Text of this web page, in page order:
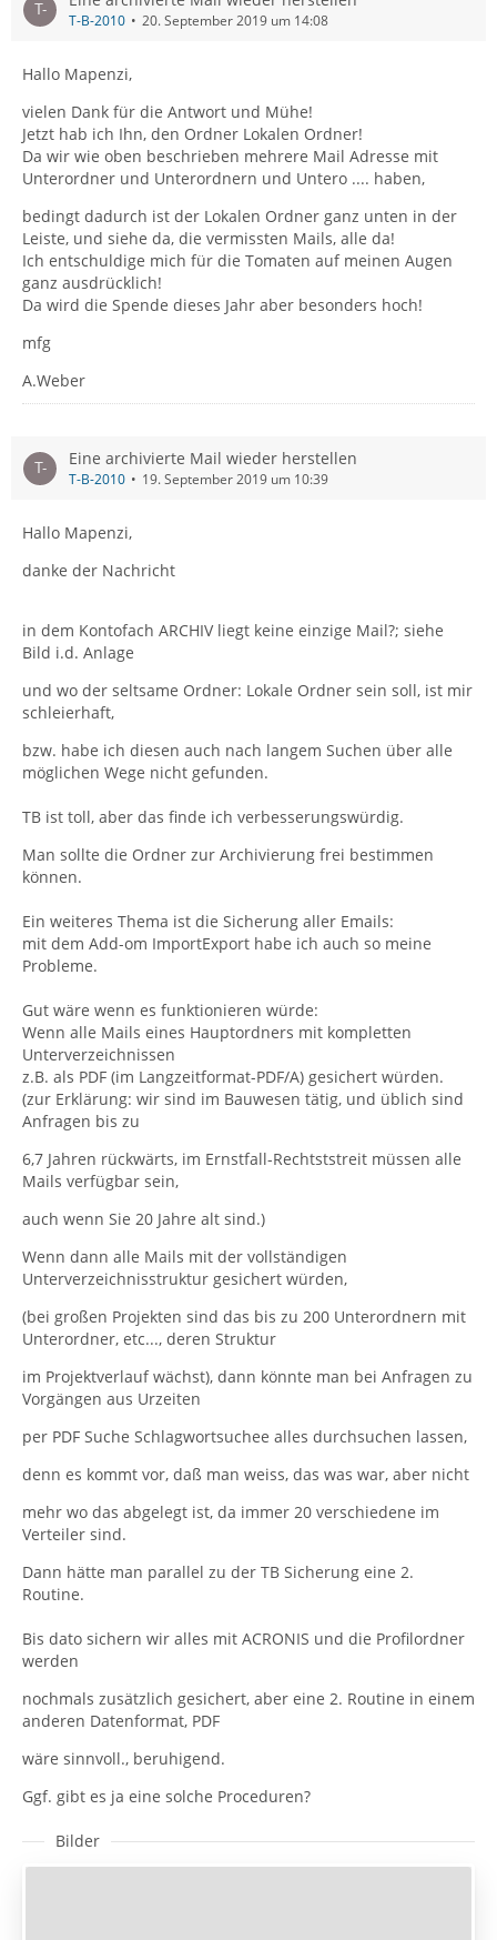
T-B-2010 20. September 2019 um 14:08
Hallo Mapenzi,
vielen Dank für die Antwort und Mühe!
Jetzt hab ich Ihn, den Ordner Lokalen Ordner!
Da wir wie oben beschrieben mehrere Mail Adresse mit
Unterordner und Unterordnern und Untero .... haben,
bedingt dadurch ist der Lokalen Ordner ganz unten in der
Leiste, und siehe da, die vermissten Mails, alle da!
Ich entschuldige mich für die Tomaten auf meinen Augen
ganz ausdrücklich!
Da wird die Spende dieses Jahr aber besonders hoch!
mfg
A.Weber
Eine archivierte Mail wieder herstellen
T-B-2010 19. September 2019 um 10:39
Hallo Mapenzi,
danke der Nachricht
in dem Kontofach ARCHIV liegt keine einzige Mail?; siehe
Bild i.d. Anlage
und wo der seltsame Ordner: Lokale Ordner sein soll, ist mir
schleierhaft,
bzw. habe ich diesen auch nach langem Suchen über alle
möglichen Wege nicht gefunden.
TB ist toll, aber das finde ich verbesserungswürdig.
Man sollte die Ordner zur Archivierung frei bestimmen
können.
Ein weiteres Thema ist die Sicherung aller Emails:
mit dem Add-om ImportExport habe ich auch so meine
Probleme.
Gut wäre wenn es funktionieren würde:
Wenn alle Mails eines Hauptordners mit kompletten
Unterverzeichnissen
z.B. als PDF (im Langzeitformat-PDF/A) gesichert würden.
(zur Erklärung: wir sind im Bauwesen tätig, und üblich sind
Anfragen bis zu
6,7 Jahren rückwärts, im Ernstfall-Rechtststreit müssen alle
Mails verfügbar sein,
auch wenn Sie 20 Jahre alt sind.)
Wenn dann alle Mails mit der vollständigen
Unterverzeichnisstruktur gesichert würden,
(bei großen Projekten sind das bis zu 200 Unterordnern mit
Unterordner, etc..., deren Struktur
im Projektverlauf wächst), dann könnte man bei Anfragen zu
Vorgängen aus Urzeiten
per PDF Suche Schlagwortsuchee alles durchsuchen lassen,
denn es kommt vor, daß man weiss, das was war, aber nicht
mehr wo das abgelegt ist, da immer 20 verschiedene im
Verteiler sind.
Dann hätte man parallel zu der TB Sicherung eine 2.
Routine.
Bis dato sichern wir alles mit ACRONIS und die Profilordner
werden
nochmals zusätzlich gesichert, aber eine 2. Routine in einem
anderen Datenformat, PDF
wäre sinnvoll., beruhigend.
Ggf. gibt es ja eine solche Proceduren?
Bilder